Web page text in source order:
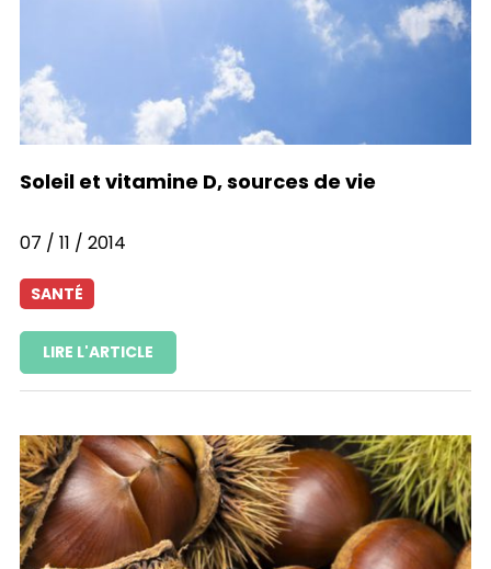
Soleil et vitamine D, sources de vie
07 / 11 / 2014
SANTÉ
LIRE L'ARTICLE